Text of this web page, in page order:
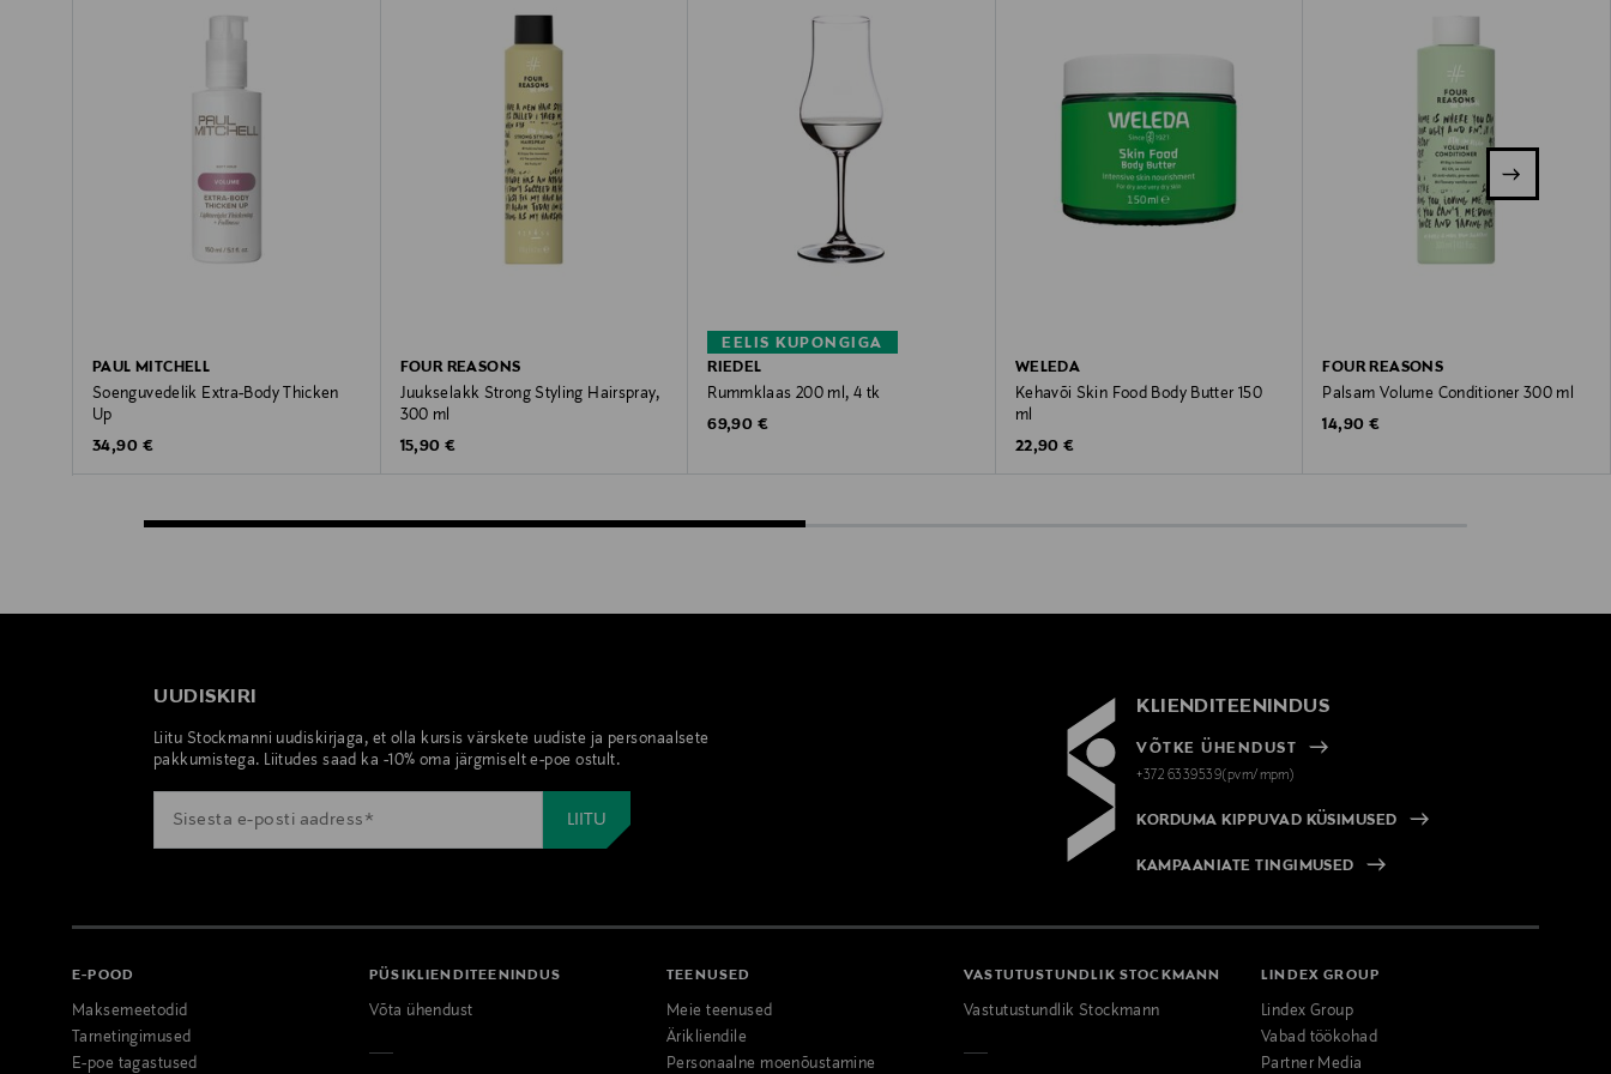
PAUL MITCHELL
Soenguvedelik Extra-Body Thicken
Up
Original Price
34,90 €
FOUR REASONS
Juukselakk Strong Styling Hairspray,
300 ml
Original Price
15,90 €
EELIS KUPONGIGA
RIEDEL
Rummklaas 200 ml, 4 tk
Original Price
69,90 €
WELEDA
Kehavõi Skin Food Body Butter 150
ml
Original Price
22,90 €
FOUR REASONS
Palsam Volume Conditioner 300 ml
Original Price
14,90 €
UUDISKIRI
Liitu Stockmanni uudiskirjaga, et olla kursis värskete uudiste ja personaalsete
pakkumistega. Liitudes saad ka -10% oma järgmiselt e-poe ostult.
KLIENDITEENINDUS
VÕTKE ÜHENDUST
+372 6339539(pvm/mpm)
KORDUMA KIPPUVAD KÜSIMUSED
KAMPAANIATE TINGIMUSED
E-POOD
Maksemeetodid
Tarnetingimused
E-poe tagastused
PÜSIKLIENDITEENINDUS
Võta ühendust
TEENUSED
Meie teenused
Ärikliendile
Personaalne moenõustamine
VASTUTUSTUNDLIK STOCKMANN
Vastutustundlik Stockmann
LINDEX GROUP
Lindex Group
Vabad töökohad
Partner Media